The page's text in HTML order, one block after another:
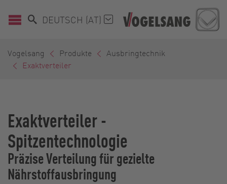
DEUTSCH (AT)
Vogelsang Produkte
Ausbringtechnik
Exaktverteiler
Exaktverteiler -
Spitzentechnologie
Präzise Verteilung für gezielte
Nährstoffausbringung